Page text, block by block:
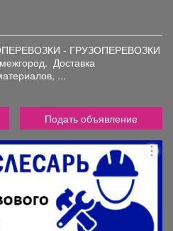
- ГРУЗОПЕРЕВОЗКИ
Доставка
...
Подать объявление